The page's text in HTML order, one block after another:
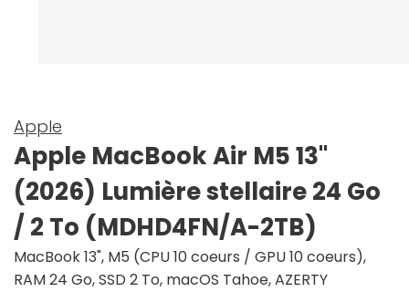
Apple
Apple MacBook Air M5 13"
(2026) Lumière stellaire 24 Go
/ 2 To (MDHD4FN/A-2TB)
MacBook 13", M5 (CPU 10 coeurs / GPU 10 coeurs),
RAM 24 Go, SSD 2 To, macOS Tahoe, AZERTY